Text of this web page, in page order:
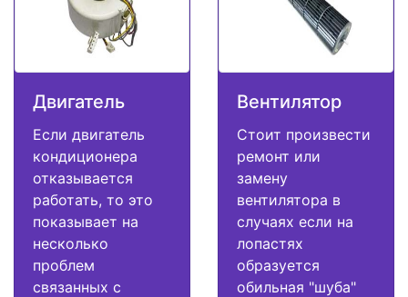
Двигатель
Если двигатель
кондиционера
отказывается
работать, то это
показывает на
несколько
проблем
связанных с
Вентилятор
Стоит произвести
ремонт или
замену
вентилятора в
случаях если на
лопастях
образуется
обильная "шуба"